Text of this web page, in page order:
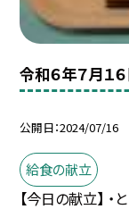
令和６年７月１
公開日 2024/07/16
給食の献立
【今日の献立】 ・